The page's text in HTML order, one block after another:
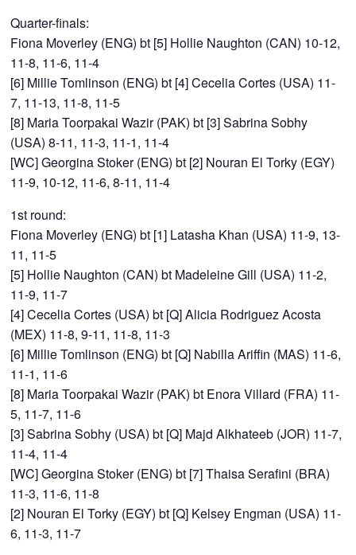
Quarter-finals:
Fiona Moverley (ENG) bt [5] Hollie Naughton (CAN) 10-12,
11-8, 11-6, 11-4
[6] Millie Tomlinson (ENG) bt [4] Cecelia Cortes (USA) 11-
7, 11-13, 11-8, 11-5
[8] Maria Toorpakai Wazir (PAK) bt [3] Sabrina Sobhy
(USA) 8-11, 11-3, 11-1, 11-4
[WC] Georgina Stoker (ENG) bt [2] Nouran El Torky (EGY)
11-9, 10-12, 11-6, 8-11, 11-4
1st round:
Fiona Moverley (ENG) bt [1] Latasha Khan (USA) 11-9, 13-
11, 11-5
[5] Hollie Naughton (CAN) bt Madeleine Gill (USA) 11-2,
11-9, 11-7
[4] Cecelia Cortes (USA) bt [Q] Alicia Rodriguez Acosta
(MEX) 11-8, 9-11, 11-8, 11-3
[6] Millie Tomlinson (ENG) bt [Q] Nabilla Ariffin (MAS) 11-6,
11-1, 11-6
[8] Maria Toorpakai Wazir (PAK) bt Enora Villard (FRA) 11-
5, 11-7, 11-6
[3] Sabrina Sobhy (USA) bt [Q] Majd Alkhateeb (JOR) 11-7,
11-4, 11-4
[WC] Georgina Stoker (ENG) bt [7] Thaisa Serafini (BRA)
11-3, 11-6, 11-8
[2] Nouran El Torky (EGY) bt [Q] Kelsey Engman (USA) 11-
6, 11-3, 11-7